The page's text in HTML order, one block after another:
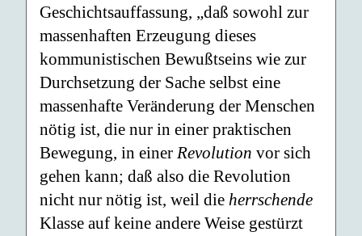
Geschichtsauffassung, „daß sowohl zur
massenhaften Erzeugung dieses
kommunistischen Bewußtseins wie zur
Durchsetzung der Sache selbst eine
massenhafte Veränderung der Menschen
nötig ist, die nur in einer praktischen
Bewegung, in einer Revolution vor sich
gehen kann; daß also die Revolution
nicht nur nötig ist, weil die herrschende
Klasse auf keine andere Weise gestürzt